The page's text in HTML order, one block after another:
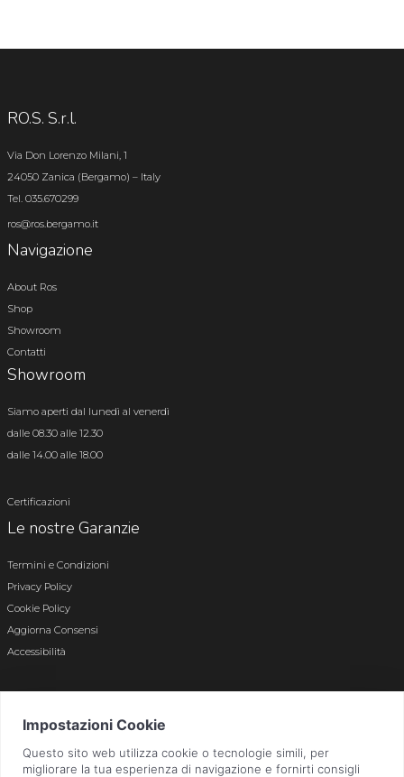
RO.S. S.r.l.
Via Don Lorenzo Milani, 1
24050 Zanica (Bergamo) – Italy
Tel. 035.670299
ros@ros.bergamo.it
Navigazione
About Ros
Shop
Showroom
Contatti
Showroom
Siamo aperti dal lunedì al venerdì
dalle 08.30 alle 12.30
dalle 14.00 alle 18.00
Certificazioni
Le nostre Garanzie
Termini e Condizioni
Privacy Policy
Cookie Policy
Aggiorna Consensi
Accessibilità
Bergamo n. 01496180165 · Capitale Sociale i.v. € 800.000,00